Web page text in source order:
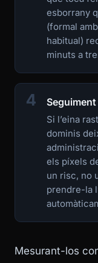
esborrany
(formal
habitual)
minuts a
4
Si l’eina
dominis
els píxels
un risc, no
prendre-la
Mesurant-los